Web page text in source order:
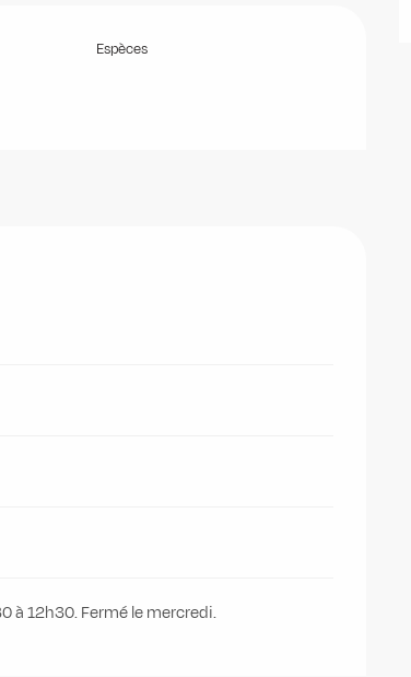
Espèces
à 12h30. Fermé le mercredi.